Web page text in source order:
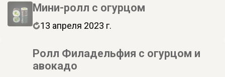
Мини-ролл с огурцом
13 апреля 2023 г.
Ролл Филадельфия с огурцом и
авокадо